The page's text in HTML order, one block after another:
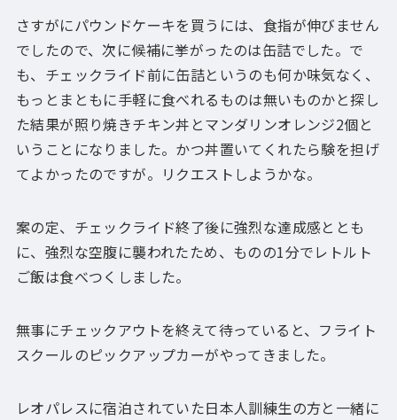
さすがにパウンドケーキを買うには、食指が伸びません
でしたので、次に候補に挙がったのは缶詰でした。で
も、チェックライド前に缶詰というのも何か味気なく、
もっとまともに手軽に食べれるものは無いものかと探し
た結果が照り焼きチキン丼とマンダリンオレンジ2個と
いうことになりました。かつ丼置いてくれたら験を担げ
てよかったのですが。リクエストしようかな。
案の定、チェックライド終了後に強烈な達成感ととも
に、強烈な空腹に襲われたため、ものの1分でレトルト
ご飯は食べつくしました。
無事にチェックアウトを終えて待っていると、フライト
スクールのピックアップカーがやってきました。
レオパレスに宿泊されていた日本人訓練生の方と一緒に